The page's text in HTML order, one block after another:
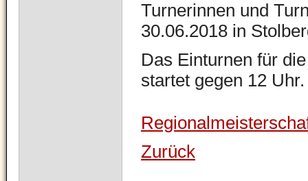
Turnerinnen und
30.06.2018 in
Das Einturnen für
startet gegen 12
Zurück